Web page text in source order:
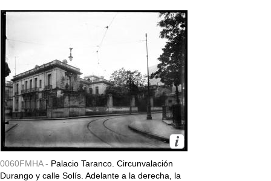
0060FMHA - Palacio Taranco. Circunvalación
Durango y calle Solís. Adelante a la derecha, la